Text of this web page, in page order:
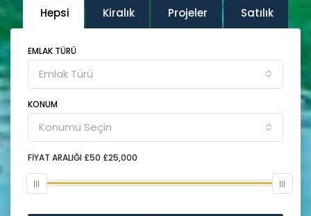
Hepsi Kiralık Projeler Satılık
EMLAK TÜRÜ
Emlak Türü
KONUM
Konumu Seçin
FIYAT ARALIĞI £50 £25,000